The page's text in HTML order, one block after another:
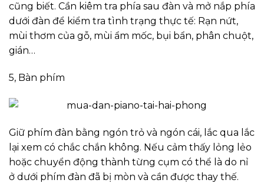
cũng biết. Cần kiêm tra phía sau đàn và mở nắp phía
dưới đàn để kiểm tra tình trạng thực tế: Rạn nứt,
mùi thơm của gỗ, mùi ẩm mốc, bụi bẩn, phân chuột,
gián…
5, Bàn phím
Giữ phím đàn bằng ngón trỏ và ngón cái, lắc qua lắc
lại xem có chắc chắn không. Nếu cảm thấy lỏng lẻo
hoặc chuyển động thành từng cụm có thể là do nỉ
ở dưới phím đàn đã bị mòn và cần được thay thế.